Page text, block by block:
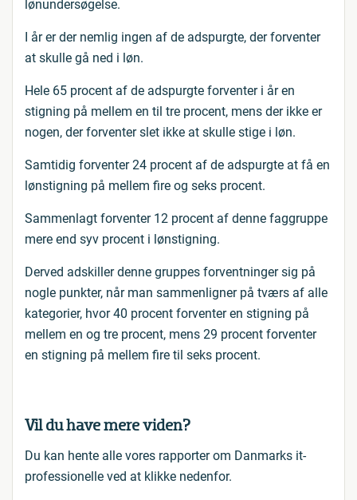
lønundersøgelse.
I år er der nemlig ingen af de adspurgte, der forventer
at skulle gå ned i løn.
Hele 65 procent af de adspurgte forventer i år en
stigning på mellem en til tre procent, mens der ikke er
nogen, der forventer slet ikke at skulle stige i løn.
Samtidig forventer 24 procent af de adspurgte at få en
lønstigning på mellem fire og seks procent.
Sammenlagt forventer 12 procent af denne faggruppe
mere end syv procent i lønstigning.
Derved adskiller denne gruppes forventninger sig på
nogle punkter, når man sammenligner på tværs af alle
kategorier, hvor 40 procent forventer en stigning på
mellem en og tre procent, mens 29 procent forventer
en stigning på mellem fire til seks procent.
Vil du have mere viden?
Du kan hente alle vores rapporter om Danmarks it-
professionelle ved at klikke nedenfor.